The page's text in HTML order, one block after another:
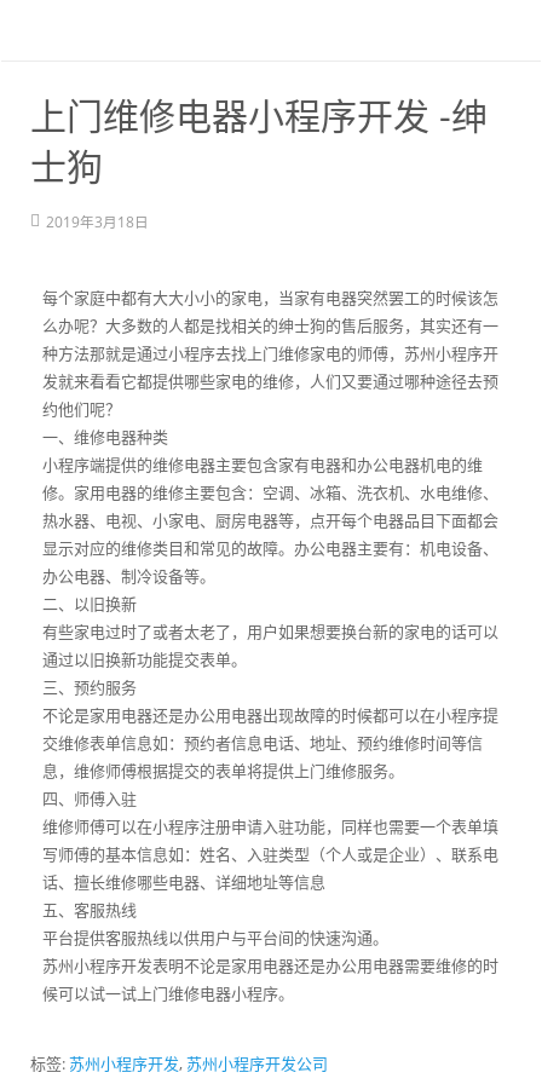
上门维修电器小程序开发 -绅
士狗
2019年3月18日
每个家庭中都有大大小小的家电，当家有电器突然罢工的时候该怎
么办呢？大多数的人都是找相关的绅士狗的售后服务，其实还有一
种方法那就是通过小程序去找上门维修家电的师傅，苏州小程序开
发就来看看它都提供哪些家电的维修，人们又要通过哪种途径去预
约他们呢？
一、维修电器种类
小程序端提供的维修电器主要包含家有电器和办公电器机电的维
修。家用电器的维修主要包含：空调、冰箱、洗衣机、水电维修、
热水器、电视、小家电、厨房电器等，点开每个电器品目下面都会
显示对应的维修类目和常见的故障。办公电器主要有：机电设备、
办公电器、制冷设备等。
二、以旧换新
有些家电过时了或者太老了，用户如果想要换台新的家电的话可以
通过以旧换新功能提交表单。
三、预约服务
不论是家用电器还是办公用电器出现故障的时候都可以在小程序提
交维修表单信息如：预约者信息电话、地址、预约维修时间等信
息，维修师傅根据提交的表单将提供上门维修服务。
四、师傅入驻
维修师傅可以在小程序注册申请入驻功能，同样也需要一个表单填
写师傅的基本信息如：姓名、入驻类型（个人或是企业）、联系电
话、擅长维修哪些电器、详细地址等信息
五、客服热线
平台提供客服热线以供用户与平台间的快速沟通。
苏州小程序开发表明不论是家用电器还是办公用电器需要维修的时
候可以试一试上门维修电器小程序。
标签:苏州小程序开发,苏州小程序开发公司